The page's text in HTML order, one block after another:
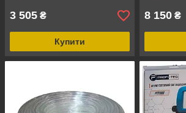
3 505 ₴
Купити
8 150 ₴